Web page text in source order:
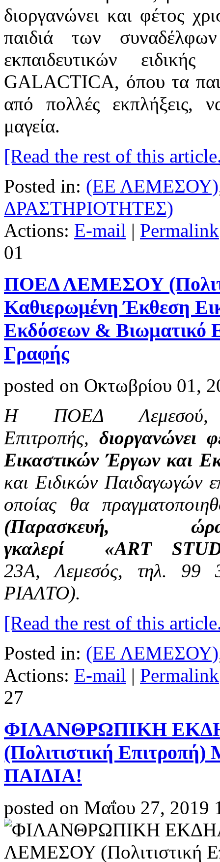
διοργανώνει και φέτος
παιδιά των
εκπαιδευτικών
GALACTICA, όπου τα
από πολλές εκπλήξεις,
μαγεία.
[Read the rest of this
Posted in: (ΕΕ ΛΕΜΕΣΟΥ)
ΔΡΑΣΤΗΡΙΟΤΗΤΕΣ)
Actions: E-mail | Permalink
01
ΠΟΕΔ ΛΕΜΕΣΟΥ
Καθιερωμένη Έκθεση
Εκδόσεων & Βιωματικό
Γραφής
posted on Οκτωβρίου 01,
Η ΠΟΕΔ Λεμεσού,
Επιτροπής, διοργανώνει
Εικαστικών Έργων και
και Ειδικών Παιδαγωγών
οποίας θα
(Παρασκευή,
γκαλερί «ART
23Α, Λεμεσός, τηλ. 99
ΡΙΑΛΤΟ).
[Read the rest of this
Posted in: (ΕΕ ΛΕΜΕΣΟΥ)
Actions: E-mail | Permalink
27
ΦΙΛΑΝΘΡΩΠΙΚΗ
(Πολιτιστική
ΠΑΙΔΙΑ!
posted on Μαΐου 27, 2019